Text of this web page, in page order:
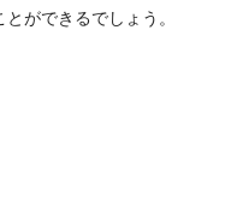
ができるでしょう。